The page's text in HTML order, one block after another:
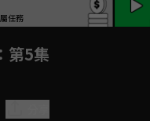
任務
：第5集